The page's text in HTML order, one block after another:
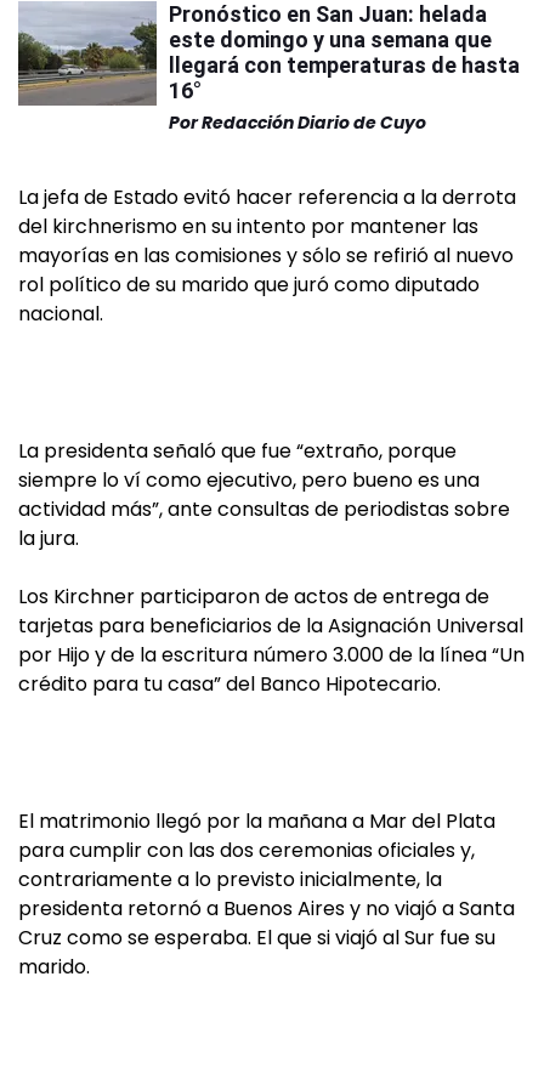
Pronóstico en San Juan: helada
este domingo y una semana que
llegará con temperaturas de hasta
16°
PorRedacción Diario de Cuyo
La jefa de Estado evitó hacer referencia a la derrota
del kirchnerismo en su intento por mantener las
mayorías en las comisiones y sólo se refirió al nuevo
rol político de su marido que juró como diputado
nacional.
La presidenta señaló que fue “extraño, porque
siempre lo ví como ejecutivo, pero bueno es una
actividad más”, ante consultas de periodistas sobre
la jura.
Los Kirchner participaron de actos de entrega de
tarjetas para beneficiarios de la Asignación Universal
por Hijo y de la escritura número 3.000 de la línea “Un
crédito para tu casa” del Banco Hipotecario.
El matrimonio llegó por la mañana a Mar del Plata
para cumplir con las dos ceremonias oficiales y,
contrariamente a lo previsto inicialmente, la
presidenta retornó a Buenos Aires y no viajó a Santa
Cruz como se esperaba. El que si viajó al Sur fue su
marido.